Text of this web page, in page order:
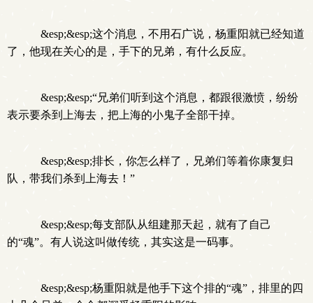
&esp;&esp;这个消息，不用石广说，杨重阳就已经知道
了，他现在关心的是，手下的兄弟，有什么反应。
&esp;&esp;“兄弟们听到这个消息，都跟很激愤，纷纷
表示要杀到上海去，把上海的小鬼子全部干掉。
&esp;&esp;排长，你怎么样了，兄弟们等着你康复归
队，带我们杀到上海去！”
&esp;&esp;每支部队从组建那天起，就有了自己
的“魂”。有人说这叫做传统，其实这是一码事。
&esp;&esp;杨重阳就是他手下这个排的“魂”，排里的四